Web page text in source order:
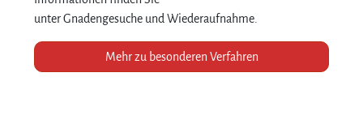
unter Gnadengesuche und Wiederaufnahme.
Mehr zu besonderen Verfahren